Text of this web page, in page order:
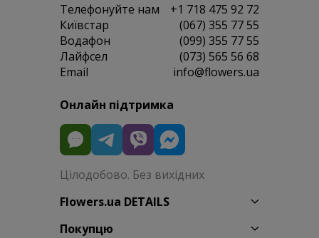
Телефонуйте нам
+1 718 475 92 72
Київстар
(067) 355 77 55
Водафон
(099) 355 77 55
Лайфсел
(073) 565 56 68
Email
info@flowers.ua
Онлайн підтримка
Цілодобово. Без вихідних
Flowers.ua DETAILS
Покупцю